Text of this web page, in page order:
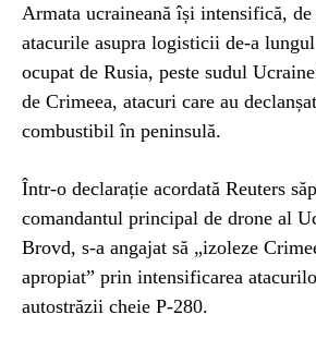
Armata ucraineană își intensifică, de
atacurile asupra logisticii de-a
ocupat de Rusia, peste sudul
de Crimeea, atacuri care au
combustibil în peninsulă.
Într-o declarație acordată Reuters
comandantul principal de drone al
Brovd, s-a angajat să „izoleze
apropiat” prin intensificarea
autostrăzii cheie P-280.